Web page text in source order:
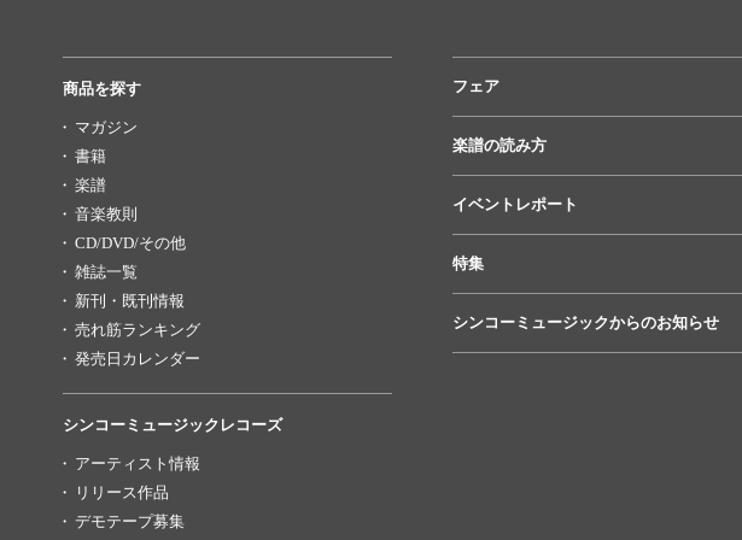
商品を探す
マガジン
書籍
楽譜
音楽教則
CD/DVD/その他
雑誌一覧
新刊・既刊情報
売れ筋ランキング
発売日カレンダー
シンコーミュージックレコーズ
アーティスト情報
リリース作品
デモテープ募集
フェア
楽譜の読み方
イベントレポート
特集
シンコーミュージックからのお知らせ